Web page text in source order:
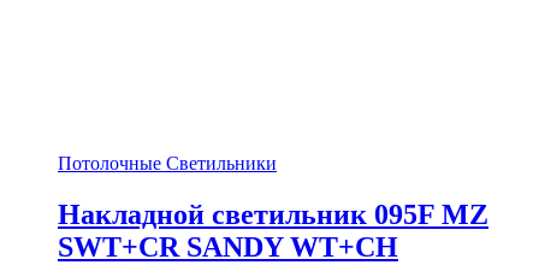
Потолочные Светильники
Накладной светильник 095F MZ
SWT+CR SANDY WT+CH